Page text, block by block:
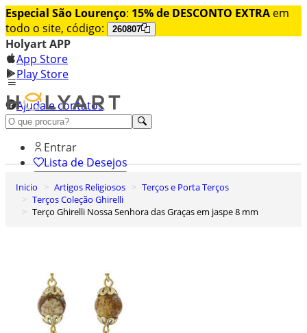
Especial São Lourenço: 15% de DESCONTO EXTRA em
todo o site, código:
260807
Holyart APP
App Store
Play Store
Ajuda e contatos
Conheça premium
Entrar
Lista de Desejos
0
Carrinho de Compras
Inicio Artigos Religiosos
Terços e Porta Terços
Terços Coleção Ghirelli
Terço Ghirelli Nossa Senhora das Graças em jaspe 8 mm